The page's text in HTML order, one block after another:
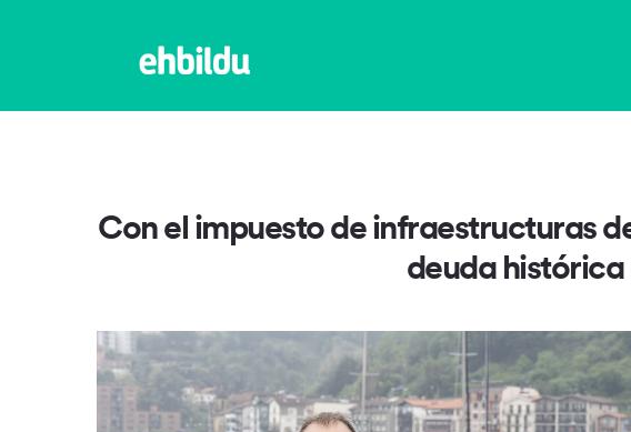
Con el impuesto de infraestructuras
deuda histórica